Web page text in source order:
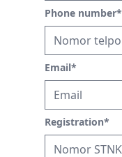
Phone number*
Email*
Registration*